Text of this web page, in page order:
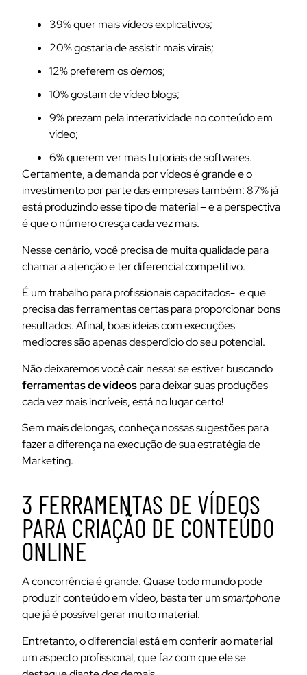
39% quer mais vídeos explicativos;
20% gostaria de assistir mais virais;
12% preferem osdemos;
10% gostam de vídeo blogs;
9% prezam pela interatividade no conteúdo em
vídeo;
6% querem ver mais tutoriais de softwares.
Certamente, a demanda por vídeos é grande e o
investimento por parte das empresas também: 87% já
está produzindo esse tipo de material – e a perspectiva
é que o número cresça cada vez mais.
Nesse cenário, você precisa de muita qualidade para
chamar a atenção e ter diferencial competitivo.
É um trabalho para profissionais capacitados- e que
precisa das ferramentas certas para proporcionar bons
resultados. Afinal, boas ideias com execuções
medíocres são apenas desperdício do seu potencial.
Não deixaremos você cair nessa: se estiver buscando
ferramentas de vídeospara deixar suas produções
cada vez mais incríveis, está no lugar certo!
Sem mais delongas, conheça nossas sugestões para
fazer a diferença na execução de sua estratégia de
Marketing.
3 FERRAMENTAS DE VÍDEOS
PARA CRIAÇÃO DE CONTEÚDO
ONLINE
A concorrência é grande. Quase todo mundo pode
produzir conteúdo em vídeo, basta ter umsmartphone
que já é possível gerar muito material.
Entretanto, o diferencial está em conferir ao material
um aspecto profissional, que faz com que ele se